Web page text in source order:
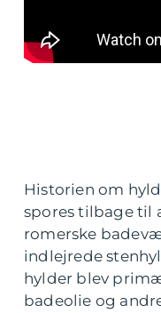
Historien om
spores tilbage til
romerske
indlejrede
hylder blev
badeolie og